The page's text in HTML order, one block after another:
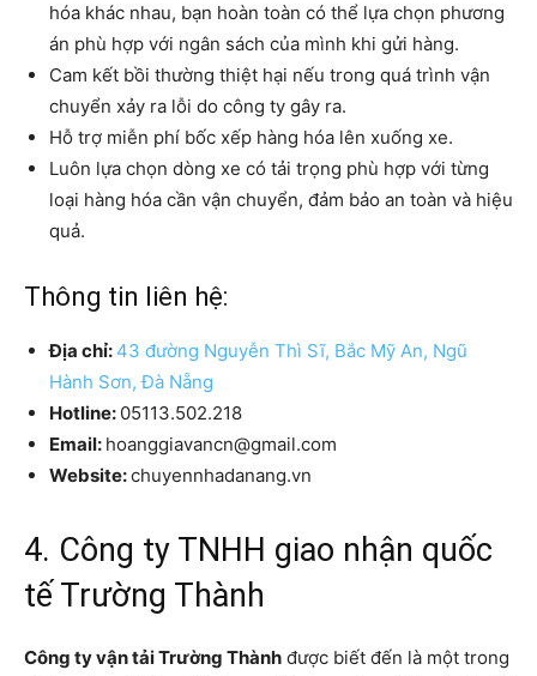
hóa khác nhau, bạn hoàn toàn có thể lựa chọn phương
án phù hợp với ngân sách của mình khi gửi hàng.
Cam kết bồi thường thiệt hại nếu trong quá trình vận
chuyển xảy ra lỗi do công ty gây ra.
Hỗ trợ miễn phí bốc xếp hàng hóa lên xuống xe.
Luôn lựa chọn dòng xe có tải trọng phù hợp với từng
loại hàng hóa cần vận chuyển, đảm bảo an toàn và hiệu
quả.
Thông tin liên hệ:
Địa chỉ: 43 đường Nguyễn Thì Sĩ, Bắc Mỹ An, Ngũ
Hành Sơn, Đà Nẵng
Hotline: 05113.502.218
Email: hoanggiavancn@gmail.com
Website:chuyennhadanang.vn
4. Công ty TNHH giao nhận quốc
tế Trường Thành
Công ty vận tải Trường Thành được biết đến là một trong